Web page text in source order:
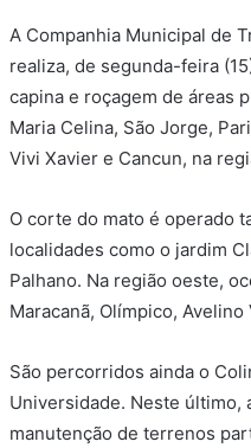
A Companhia Municipal de
realiza, de segunda-feira
capina e roçagem de áreas
Maria Celina, São Jorge,
Vivi Xavier e Cancun, na
O corte do mato é operado
localidades como o jardim
Palhano. Na região oeste,
Maracanã, Olímpico,
São percorridos ainda o
Universidade. Neste último,
manutenção de terrenos